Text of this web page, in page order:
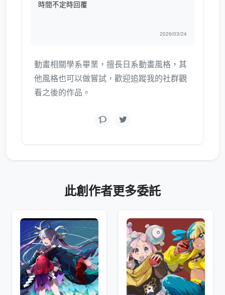
時間不定時回覆
2026/03/24
動畫相關學系畢業，擅長日系動畫風格，其
他風格也可以做嘗試，歡迎追蹤我的社群觀
看之後的作品。
此創作者更多委託